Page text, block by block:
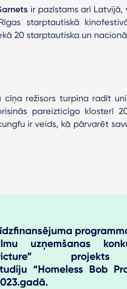
ir pazīstams arī Latvijā,
starptautiskā
20 starptautiska un
cīņa režisors turpina radīt
pareizticīgo klosterī
ir veids, kā pārvarēt
uzņemšanas
projekts
“Homeless Bob